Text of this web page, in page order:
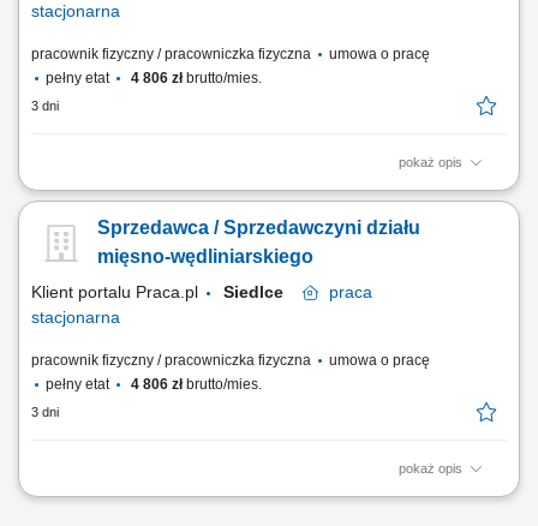
stacjonarna
pracownik fizyczny / pracowniczka fizyczna
umowa o pracę
pełny etat
4 806 złbrutto/mies.
3 dni
pokaż opis
obsługa klientów przy stoisku z produktami świeżymi oraz udzielanie
produktów mięsnych, wędliniarskich i nabiałowych; kontrolowanie
jakości produktów i terminów przydatności do spożycia; wspieranie
Sprzedawca / Sprzedawczyni działu
mięsno-wędliniarskiego
Klient portalu Praca.pl Siedlce
praca
stacjonarna
pracownik fizyczny / pracowniczka fizyczna
umowa o pracę
pełny etat
4 806 złbrutto/mies.
3 dni
pokaż opis
obsługa klientów przy stoisku z produktami świeżymi oraz udzielanie